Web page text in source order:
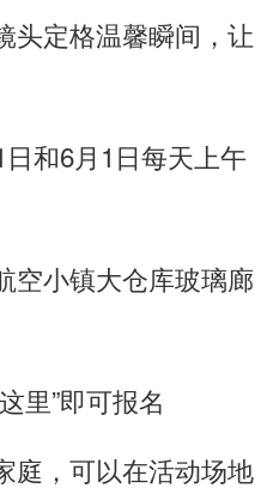
头定格温馨瞬间，让
和6月1日每天上午
小镇大仓库玻璃廊
这里”即可报名
，可以在活动场地